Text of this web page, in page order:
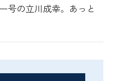
号の立川成幸。あっと